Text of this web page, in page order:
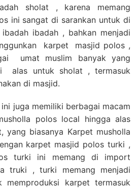
sholat , karena memang
ini sangat di sarankan untuk di
ibadah , bahkan menjadi
karpet masjid polos ,
umat muslim banyak yang
alas untuk sholat , termasuk
di masjid.
juga memiliki berbagai macam
polos local hingga alas
biasanya Karpet musholla
karpet masjid polos turki ,
turki ini memang di import
truki , turki memang menjadi
memproduksi karpet termasuk